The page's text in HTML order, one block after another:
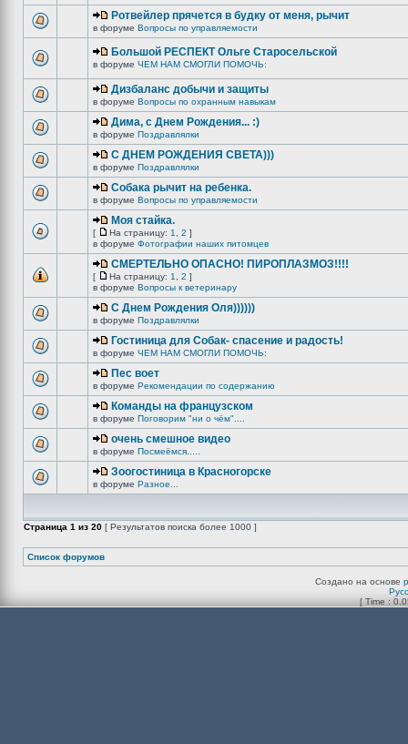
Ротвейлер прячется в будку от меня, рычит
в форуме Вопросы по управляемости
Большой РЕСПЕКТ Ольге Старосельской
в форуме ЧЕМ НАМ СМОГЛИ ПОМОЧЬ:
Дизбаланс добычи и защиты
в форуме Вопросы по охранным навыкам
Дима, с Днем Рождения... :)
в форуме Поздравлялки
C ДНЕМ РОЖДЕНИЯ СВЕТА)))
в форуме Поздравлялки
Собака рычит на ребенка.
в форуме Вопросы по управляемости
Моя стайка.
[ На страницу: 1 2 ]
в форуме Фотографии наших питомцев
СМЕРТЕЛЬНО ОПАСНО! ПИРОПЛАЗМОЗ!!!!
[ На страницу: 1 2 ]
в форуме Вопросы к ветеринару
С Днем Рождения Оля))))))
в форуме Поздравлялки
Гостиница для Собак- спасение и радость!
в форуме ЧЕМ НАМ СМОГЛИ ПОМОЧЬ:
Пес воет
в форуме Рекомендации по содержанию
Команды на французском
в форуме Поговорим "ни о чём"....
очень смешное видео
в форуме Посмеёмся.....
Зоогостиница в Красногорске
в форуме Разное...
Страница 1 из 20 [ Результатов поиска более 1000 ]
Список форумов
Создано на основе
[ Time :